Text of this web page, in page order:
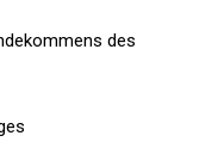
des